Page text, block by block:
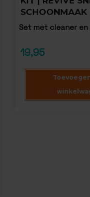
SCHOONMAAK
Set met cleaner
19,95